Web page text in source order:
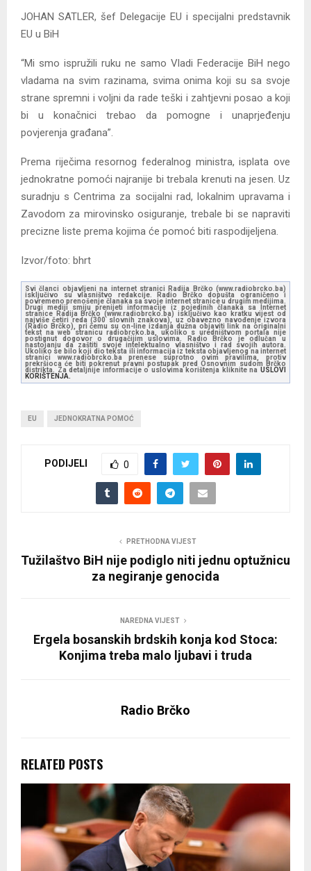
JOHAN SATLER, šef Delegacije EU i specijalni predstavnik
EU u BiH
“Mi smo ispružili ruku ne samo Vladi Federacije BiH nego
vladama na svim razinama, svima onima koji su sa svoje
strane spremni i voljni da rade teški i zahtjevni posao a koji
bi u konačnici trebao da pomogne i unaprjeđenju
povjerenja građana”.
Prema riječima resornog federalnog ministra, isplata ove
jednokratne pomoći najranije bi trebala krenuti na jesen. Uz
suradnju s Centrima za socijalni rad, lokalnim upravama i
Zavodom za mirovinsko osiguranje, trebale bi se napraviti
precizne liste prema kojima će pomoć biti raspodijeljena.
Izvor/foto: bhrt
Svi članci objavljeni na internet stranici Radija Brčko (www.radiobrcko.ba)
isključivo su vlasništvo redakcije. Radio Brčko dopušta ograničeno i
povremeno prenošenje članaka sa svoje internet stranice u drugim medijima.
Drugi mediji smiju prenijeti informacije iz pojedinih članaka sa Internet
stranice Radija Brčko (www.radiobrcko.ba) isključivo kao kratku vijest od
najviše četiri reda (300 slovnih znakova), uz obavezno navođenje izvora
(Radio Brčko), pri čemu su on-line izdanja dužna objaviti link na originalni
tekst na web stranicu radiobrcko.ba, ukoliko s uredništvom portala nije
postignut dogovor o drugačijim uslovima. Radio Brčko je odlučan u
nastojanju da zaštiti svoje intelektualno vlasništvo i rad svojih autora.
Ukoliko se bilo koji dio teksta ili informacija iz teksta objavljenog na internet
stranici www.radiobrcko.ba prenese suprotno ovim pravilima, protiv
prekršioca će biti pokrenut pravni postupak pred Osnovnim sudom Brčko
distrikta. Za detaljnije informacije o uslovima korištenja kliknite na USLOVI
KORIŠTENJA.
EU JEDNOKRATNA POMOĆ
PODIJELI 0
PRETHODNA VIJEST
Tužilaštvo BiH nije podiglo niti jednu optužnicu
za negiranje genocida
NAREDNA VIJEST
Ergela bosanskih brdskih konja kod Stoca:
Konjima treba malo ljubavi i truda
Radio Brčko
RELATED POSTS